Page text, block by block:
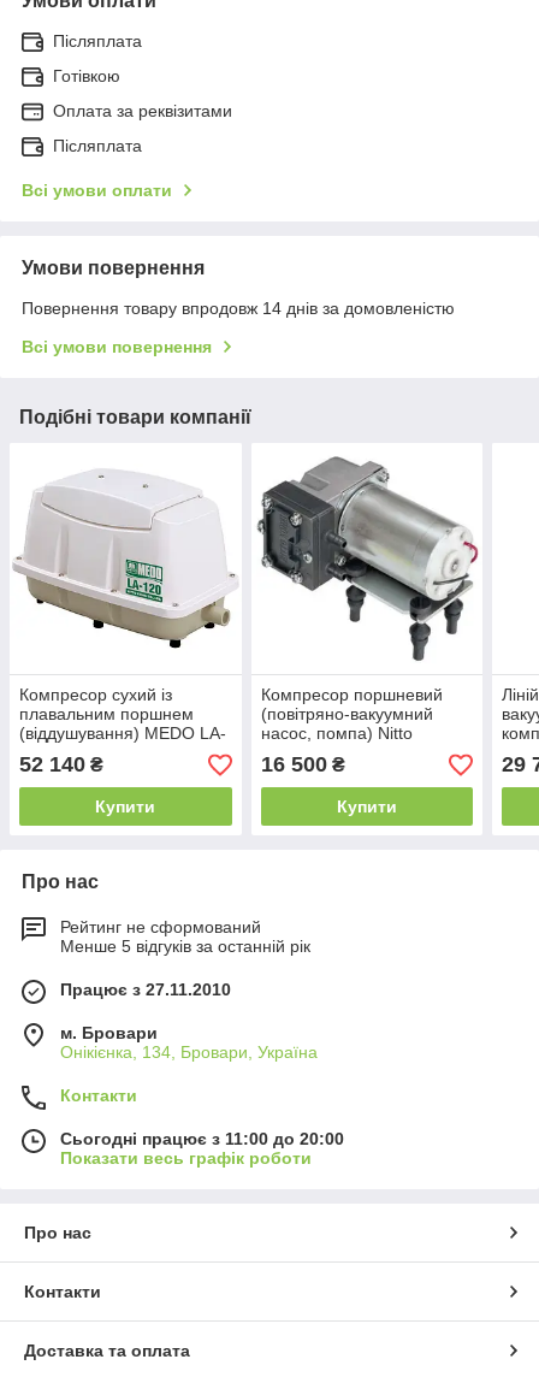
Післяплата
Готівкою
Оплата за реквізитами
Післяплата
Всі умови оплати
Умови повернення
Повернення товару впродовж 14 днів за домовленістю
Всі умови повернення
Подібні товари компанії
Компресор сухий із
плавальним поршнем
(віддушування) MEDO LA-
100
52 140 ₴
Купити
Компресор поршневий
(повітряно-вакуумний
насос, помпа) Nitto
DP0105-Y1, 24 В
16 500₴
Купити
29
Про нас
Рейтинг не сформований
Менше 5 відгуків за останній рік
Працює з 27.11.2010
м. Бровари
Онікієнка, 134, Бровари, Україна
Контакти
Сьогодні працює з 11:00 до 20:00
Показати весь графік роботи
Про нас
Контакти
Доставка та оплата